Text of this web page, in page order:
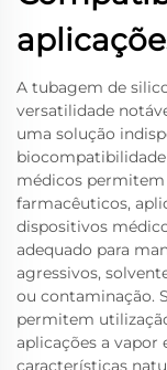
A tubagem de
versatilidade
uma solução
médicos permitem
farmacêuticos,
dispositivos
adequado para
agressivos,
ou contaminação.
permitem
aplicações a vapor
características